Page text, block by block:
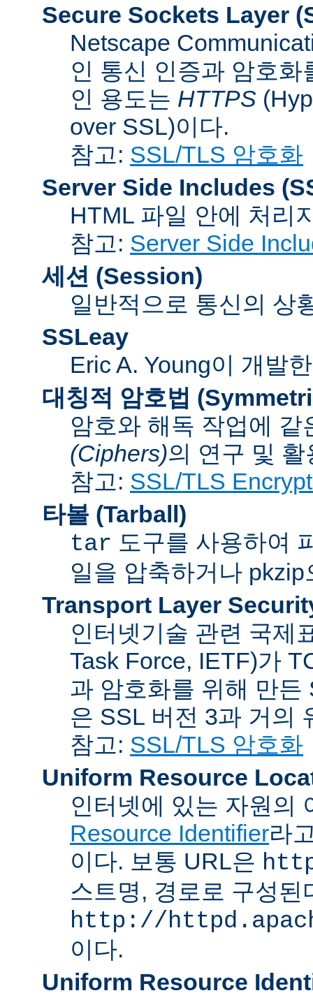
Secure Sockets Layer
Netscape
인 통신 인증과 암호
인 용도는 HTTPS
over SSL)이다.
참고: SSL/TLS 암호화
Server Side Includes
HTML 파일 안에 처리
참고: Server Side
세션 (Session)
일반적으로 통신의 상
SSLeay
Eric A. Young이 개발
대칭적 암호법
암호와 해독 작업에
(Ciphers)의 연구 및 활
참고: SSL/TLS
타볼 (Tarball)
tar 도구를 사용하여
일을 압축하거나
Transport Layer
인터넷기술 관련 국제
Task Force, IETF)가
과 암호화를 위해 만
은 SSL 버전 3과 거의
참고: SSL/TLS 암호화
Uniform Resource
인터넷에 있는 자원의
Resource Identifier라
이다. 보통 URL은
스트명, 경로로 구성
http://
이다.
Uniform Resource